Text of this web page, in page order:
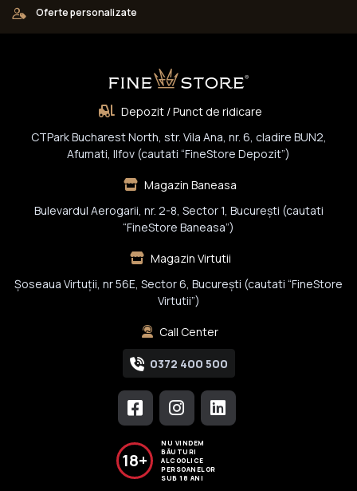
Oferte personalizate
Depozit / Punct de ridicare
CTPark Bucharest North, str. Vila Ana, nr. 6, cladire BUN2,
Afumati, Ilfov (cautati “FineStore Depozit”)
Magazin Baneasa
Bulevardul Aerogarii, nr. 2-8, Sector 1, Bucureşti (cautati
“FineStore Baneasa”)
Magazin Virtutii
Șoseaua Virtuții, nr 56E, Sector 6, București (cautati “FineStore
Virtutii”)
Call Center
0372 400 500
18+
NU VINDEM
BĂUTURI
ALCOOLICE
PERSOANELOR
SUB 18 ANI